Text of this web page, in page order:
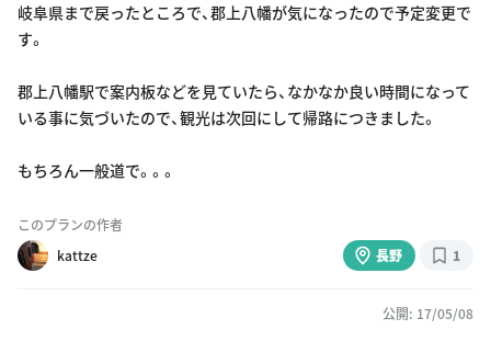
岐阜県まで戻ったところで、郡上八幡が気になったので予定変更で
す。
郡上八幡駅で案内板などを見ていたら、なかなか良い時間になって
いる事に気づいたので、観光は次回にして帰路につきました。
もちろん一般道で。。。
このプランの作者
kattze
長野 1
公開: 17/05/08